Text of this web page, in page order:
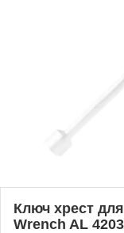
Ключ хрест
Wrench AL